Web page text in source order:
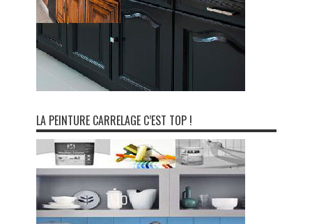
LA PEINTURE CARRELAGE C’EST TOP !